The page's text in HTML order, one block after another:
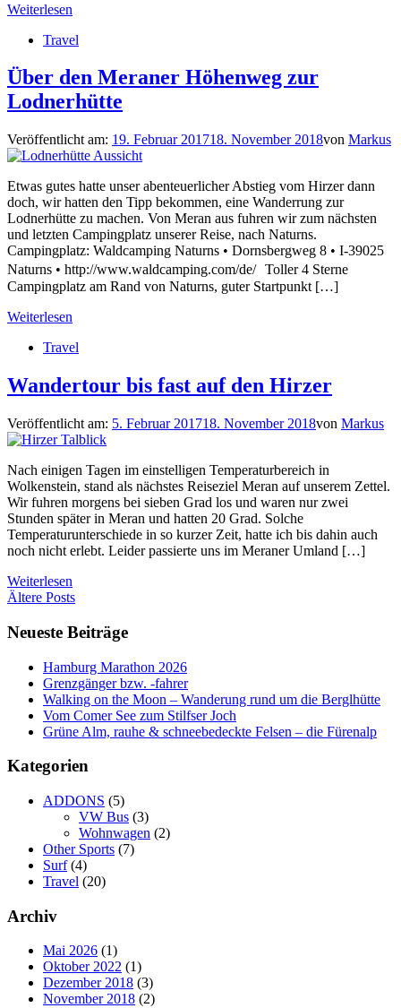
Weiterlesen
Travel
Über den Meraner Höhenweg zur
Lodnerhütte
Veröffentlicht am: 19. Februar 201718. November 2018von Markus
Etwas gutes hatte unser abenteuerlicher Abstieg vom Hirzer dann
doch, wir hatten den Tipp bekommen, eine Wanderrung zur
Lodnerhütte zu machen. Von Meran aus fuhren wir zum nächsten
und letzten Campingplatz unserer Reise, nach Naturns.
Campingplatz: Waldcamping Naturns • Dornsbergweg 8 • I-39025
Naturns • http://www.waldcamping.com/de/ Toller 4 Sterne
Campingplatz am Rand von Naturns, guter Startpunkt […]
Weiterlesen
Travel
Wandertour bis fast auf den Hirzer
Veröffentlicht am: 5. Februar 201718. November 2018von Markus
Nach einigen Tagen im einstelligen Temperaturbereich in
Wolkenstein, stand als nächstes Reiseziel Meran auf unserem Zettel.
Wir fuhren morgens bei sieben Grad los und waren nur zwei
Stunden später in Meran und hatten 20 Grad. Solche
Temperaturunterschiede in so kurzer Zeit, hatte ich bis dahin auch
noch nicht erlebt. Leider passierte uns im Meraner Umland […]
Weiterlesen
Beitrags-
Ältere Posts
Neueste Beiträge
Hamburg Marathon 2026
Grenzgänger bzw. -fahrer
Walking on the Moon – Wanderung rund um die Berglhütte
Vom Comer See zum Stilfser Joch
Grüne Alm, rauhe & schneebedeckte Felsen – die Fürenalp
Kategorien
ADDONS (5)
VW Bus (3)
Wohnwagen (2)
Other Sports (7)
Surf(4)
Travel (20)
Archiv
Mai 2026 (1)
Oktober 2022 (1)
Dezember 2018 (3)
November 2018 (2)